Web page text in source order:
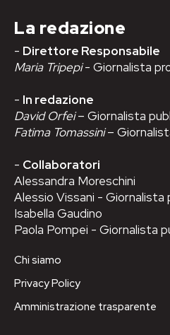
La redazione
- Direttore Responsabile
Maria Tripepi- Giornalista
- In redazione
David Orfei– Giornalista
Fatima Tomassini–
- Collaboratori
Alessandra Moreschini
Alessio Vissani -
Isabella Gaudino
Paola Pompei - Giornalista
Chi siamo
Privacy Policy
Amministrazione trasparente